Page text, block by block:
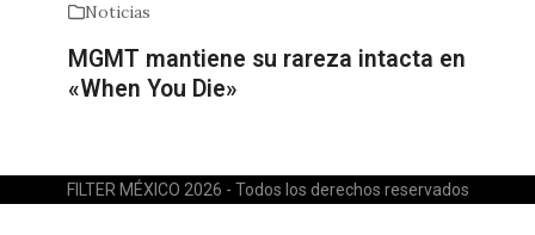
Noticias
MGMT mantiene su rareza intacta en
«When You Die»
FILTER MÉXICO 2026 - Todos los derechos reservados